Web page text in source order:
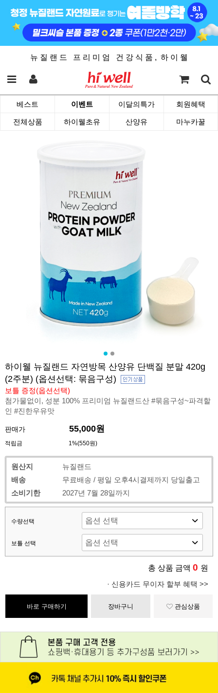
뉴 질 랜 드 프 리 미 엄 건 강 식 품 , 하 이 웰
베스트 이벤트 이달의특가 회원혜택
전체상품 하이웰초유 산양유 마누카꿀
하이웰 뉴질랜드 자연방목 산양유 단백질 분말 420g
(2주분) (옵션선택: 묶음구성)
보틀 증정(옵션선택)
첨가물없이, 성분 100% 프리미엄 뉴질랜드산 #묶음구성~파격할
인 #진한우유맛
판매가 55,000원
적립금 1%(550원)
원산지
뉴질랜드
배송
무료배송 / 평일 오후4시결제까지 당일출고
소비기한
2027년 7월 28일까지
수량선택
보틀 선택
총 상품 금액 0 원
· 신용카드 무이자 할부 혜택 >>
바로 구매하기 장바구니 관심상품